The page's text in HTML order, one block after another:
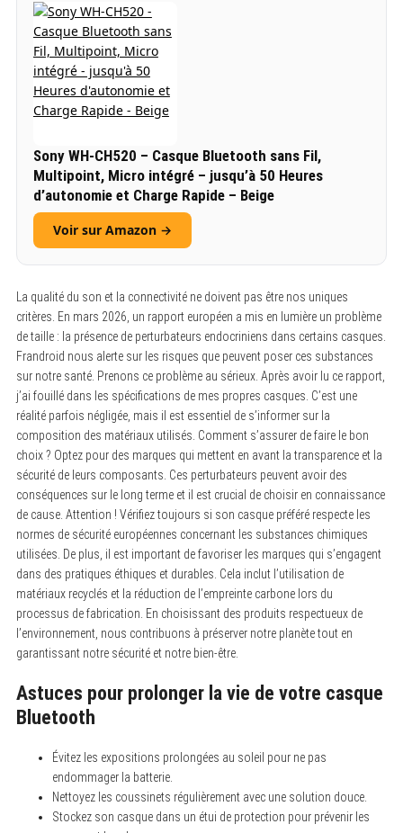
Sony WH-CH520 – Casque Bluetooth sans Fil,
Multipoint, Micro intégré – jusqu’à 50 Heures
d’autonomie et Charge Rapide – Beige
Voir sur Amazon →
La qualité du son et la connectivité ne doivent pas être nos uniques
critères. En mars 2026, un rapport européen a mis en lumière un problème
de taille : la présence de perturbateurs endocriniens dans certains casques.
Frandroid nous alerte sur les risques que peuvent poser ces substances
sur notre santé. Prenons ce problème au sérieux. Après avoir lu ce rapport,
j’ai fouillé dans les spécifications de mes propres casques. C’est une
réalité parfois négligée, mais il est essentiel de s’informer sur la
composition des matériaux utilisés. Comment s’assurer de faire le bon
choix ? Optez pour des marques qui mettent en avant la transparence et la
sécurité de leurs composants. Ces perturbateurs peuvent avoir des
conséquences sur le long terme et il est crucial de choisir en connaissance
de cause. Attention ! Vérifiez toujours si son casque préféré respecte les
normes de sécurité européennes concernant les substances chimiques
utilisées. De plus, il est important de favoriser les marques qui s’engagent
dans des pratiques éthiques et durables. Cela inclut l’utilisation de
matériaux recyclés et la réduction de l’empreinte carbone lors du
processus de fabrication. En choisissant des produits respectueux de
l’environnement, nous contribuons à préserver notre planète tout en
garantissant notre sécurité et notre bien-être.
Astuces pour prolonger la vie de votre casque
Bluetooth
Évitez les expositions prolongées au soleil pour ne pas
endommager la batterie.
Nettoyez les coussinets régulièrement avec une solution douce.
Stockez son casque dans un étui de protection pour prévenir les